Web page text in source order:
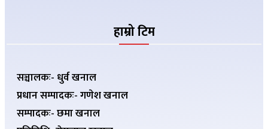
हाम्रो टिम
सञ्चालकः- धुर्व खनाल
प्रधान सम्पादकः- गणेश खनाल
सम्पादकः- छमा खनाल